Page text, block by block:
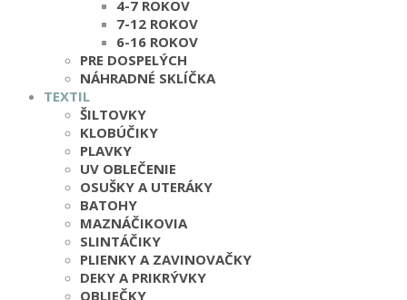
4-7 ROKOV
7-12 ROKOV
6-16 ROKOV
PRE DOSPELÝCH
NÁHRADNÉ SKLÍČKA
TEXTIL
ŠILTOVKY
KLOBÚČIKY
PLAVKY
UV OBLEČENIE
OSUŠKY A UTERÁKY
BATOHY
MAZNÁČIKOVIA
SLINTÁČIKY
PLIENKY A ZAVINOVAČKY
DEKY A PRIKRÝVKY
OBLIEČKY